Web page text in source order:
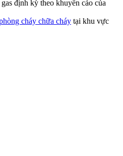
định kỳ theo khuyến cáo của
cháy chữa cháy tại khu vực